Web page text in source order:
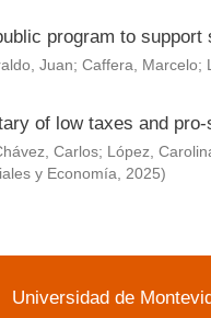
program to
Juan; Caffera, Marcelo;
of low taxes and
Carlos; López,
y Economía, 2025)
Universidad de